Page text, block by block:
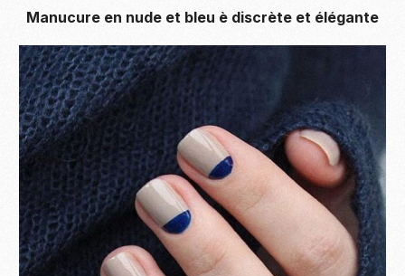
Manucure en nude et bleu è discrète et élégante